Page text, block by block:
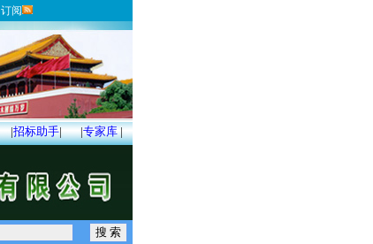
订阅
|招标助手| |专家库|